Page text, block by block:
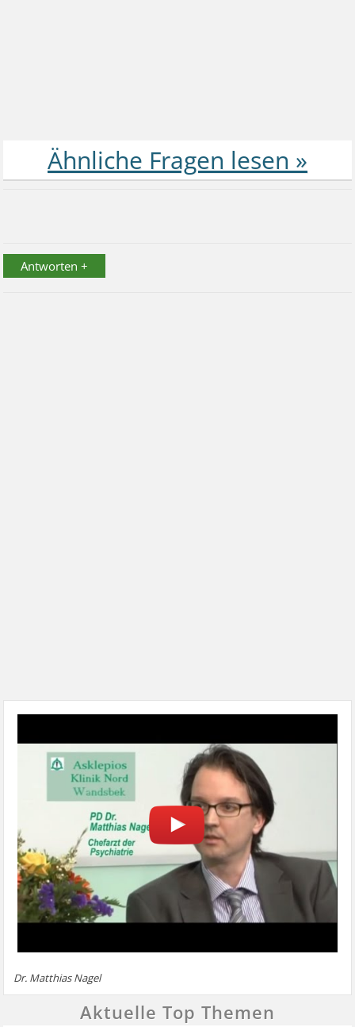
Antworten +
Dr. Matthias Nagel
Aktuelle Top Themen